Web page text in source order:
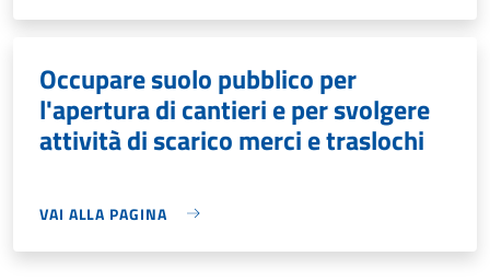
Occupare suolo pubblico per
l'apertura di cantieri e per svolgere
attività di scarico merci e traslochi
VAI ALLA PAGINA